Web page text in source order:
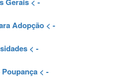
Adopção < -
< -
< -